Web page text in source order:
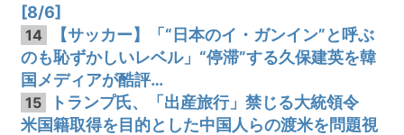
[8/6]
14
【サッカー】「“日本のイ・ガンイン”と呼ぶ
のも恥ずかしいレベル」“停滞”する久保建英を韓
国メディアが酷評…
15
トランプ氏、「出産旅行」禁じる大統領令
米国籍取得を目的とした中国人らの渡米を問題視